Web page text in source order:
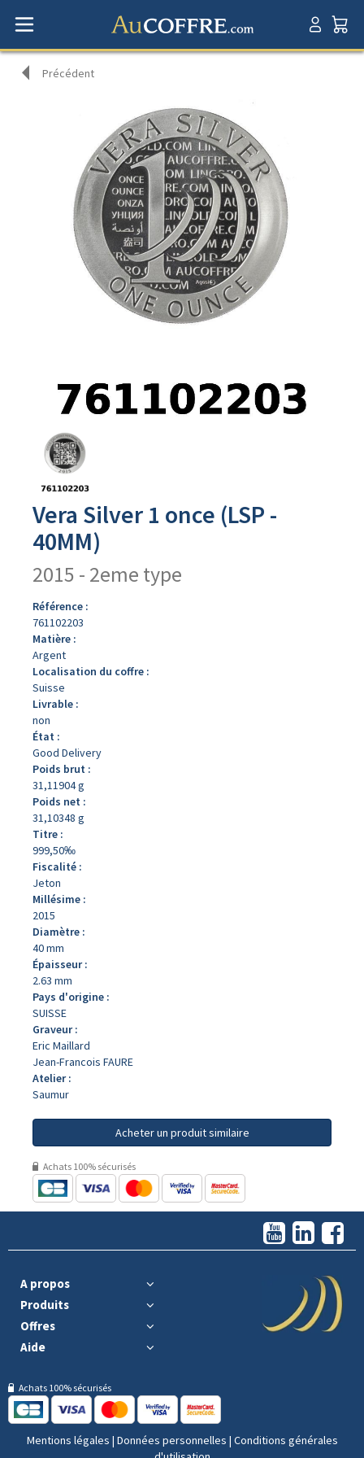
Précédent
produit
Vera Silver 1 once (LSP -
40MM)
2015 - 2eme type
Référence :
761102203
Matière :
Argent
Localisation du coffre :
Suisse
Livrable :
non
État :
Good Delivery
Poids brut :
31,11904 g
Poids net :
31,10348 g
Titre :
999,50‰
Fiscalité :
Jeton
Millésime :
2015
Diamètre :
40 mm
Épaisseur :
2.63 mm
Pays d'origine :
SUISSE
Graveur :
Eric Maillard
Jean-Francois FAURE
Atelier :
Saumur
Acheter un produit similaire
Achats 100% sécurisés
A propos
Produits
Offres
Aide
Achats 100% sécurisés
Mentions légales | Données personnelles | Conditions générales